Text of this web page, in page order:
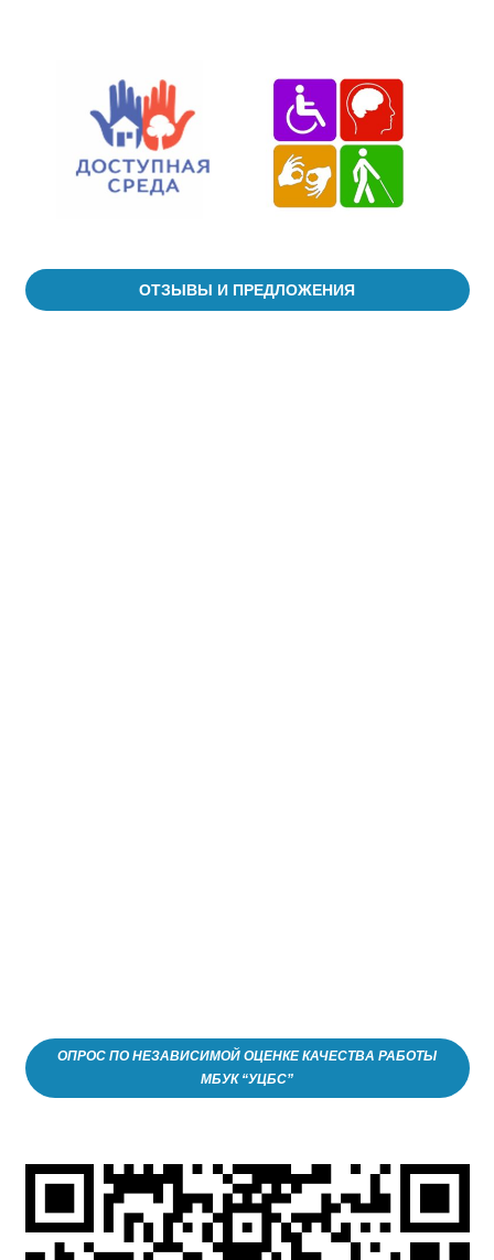
ОТЗЫВЫ И ПРЕДЛОЖЕНИЯ
ОПРОС ПО НЕЗАВИСИМОЙ ОЦЕНКЕ КАЧЕСТВА РАБОТЫ
МБУК “УЦБС”